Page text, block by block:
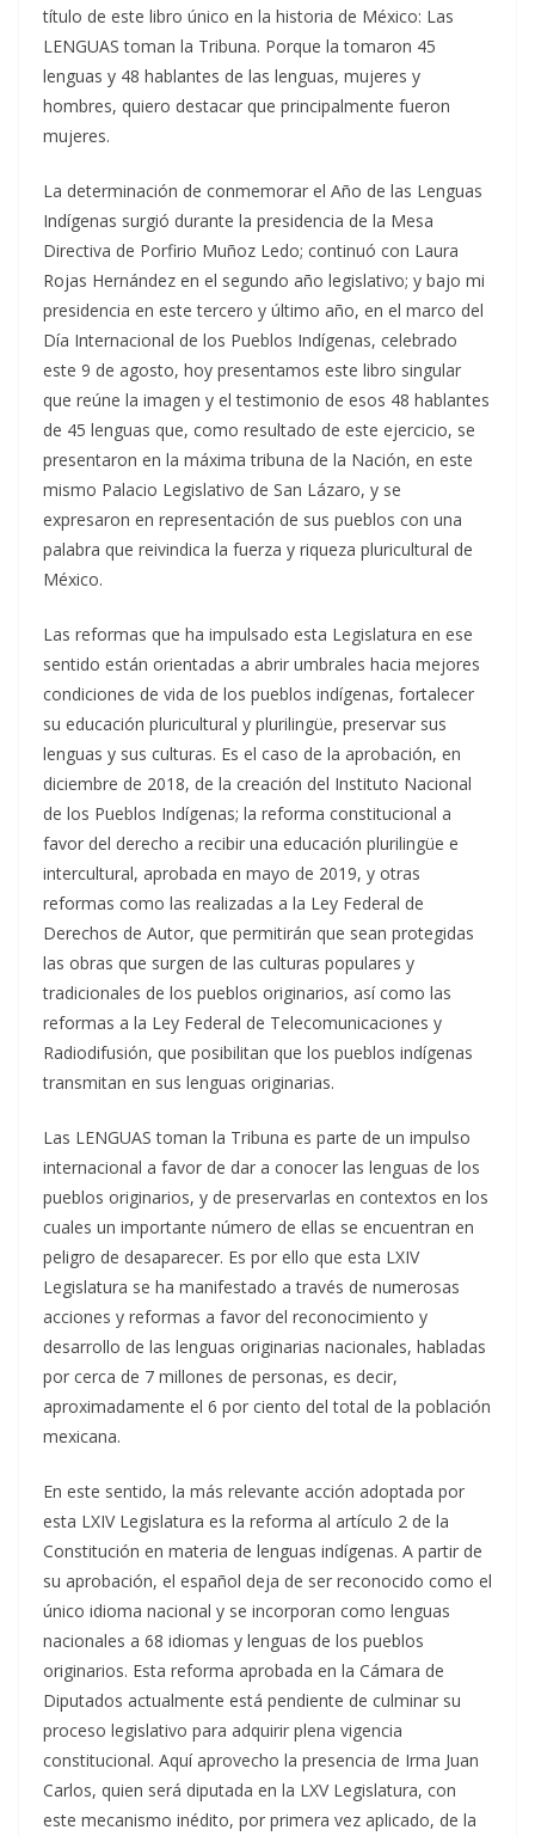
título de este libro único en la historia de México: Las
LENGUAS toman la Tribuna. Porque la tomaron 45
lenguas y 48 hablantes de las lenguas, mujeres y
hombres, quiero destacar que principalmente fueron
mujeres.
La determinación de conmemorar el Año de las Lenguas
Indígenas surgió durante la presidencia de la Mesa
Directiva de Porfirio Muñoz Ledo; continuó con Laura
Rojas Hernández en el segundo año legislativo; y bajo mi
presidencia en este tercero y último año, en el marco del
Día Internacional de los Pueblos Indígenas, celebrado
este 9 de agosto, hoy presentamos este libro singular
que reúne la imagen y el testimonio de esos 48 hablantes
de 45 lenguas que, como resultado de este ejercicio, se
presentaron en la máxima tribuna de la Nación, en este
mismo Palacio Legislativo de San Lázaro, y se
expresaron en representación de sus pueblos con una
palabra que reivindica la fuerza y riqueza pluricultural de
México.
Las reformas que ha impulsado esta Legislatura en ese
sentido están orientadas a abrir umbrales hacia mejores
condiciones de vida de los pueblos indígenas, fortalecer
su educación pluricultural y plurilingüe, preservar sus
lenguas y sus culturas. Es el caso de la aprobación, en
diciembre de 2018, de la creación del Instituto Nacional
de los Pueblos Indígenas; la reforma constitucional a
favor del derecho a recibir una educación plurilingüe e
intercultural, aprobada en mayo de 2019, y otras
reformas como las realizadas a la Ley Federal de
Derechos de Autor, que permitirán que sean protegidas
las obras que surgen de las culturas populares y
tradicionales de los pueblos originarios, así como las
reformas a la Ley Federal de Telecomunicaciones y
Radiodifusión, que posibilitan que los pueblos indígenas
transmitan en sus lenguas originarias.
Las LENGUAS toman la Tribuna es parte de un impulso
internacional a favor de dar a conocer las lenguas de los
pueblos originarios, y de preservarlas en contextos en los
cuales un importante número de ellas se encuentran en
peligro de desaparecer. Es por ello que esta LXIV
Legislatura se ha manifestado a través de numerosas
acciones y reformas a favor del reconocimiento y
desarrollo de las lenguas originarias nacionales, habladas
por cerca de 7 millones de personas, es decir,
aproximadamente el 6 por ciento del total de la población
mexicana.
En este sentido, la más relevante acción adoptada por
esta LXIV Legislatura es la reforma al artículo 2 de la
Constitución en materia de lenguas indígenas. A partir de
su aprobación, el español deja de ser reconocido como el
único idioma nacional y se incorporan como lenguas
nacionales a 68 idiomas y lenguas de los pueblos
originarios. Esta reforma aprobada en la Cámara de
Diputados actualmente está pendiente de culminar su
proceso legislativo para adquirir plena vigencia
constitucional. Aquí aprovecho la presencia de Irma Juan
Carlos, quien será diputada en la LXV Legislatura, con
este mecanismo inédito, por primera vez aplicado, de la